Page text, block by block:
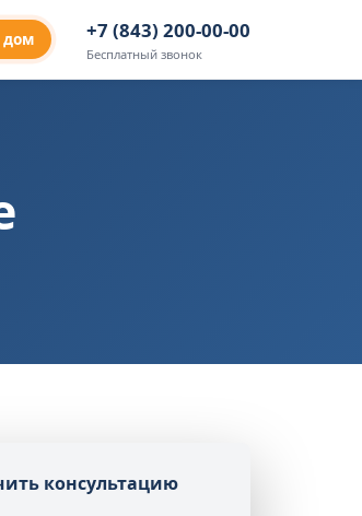
дом +7 (843) 200-00-00
Бесплатный звонок
консультацию